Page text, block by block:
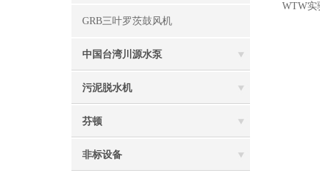
GRB三叶罗茨鼓风机
中国台湾川源水泵
污泥脱水机
芬顿
非标设备
WTW